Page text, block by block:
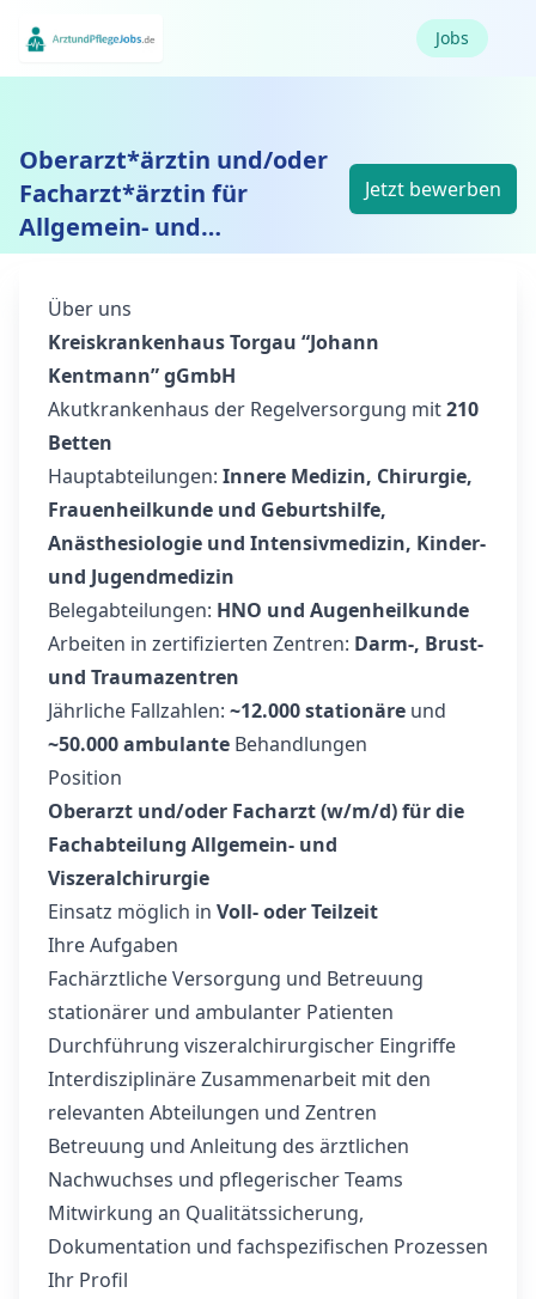
Jobs
Oberarzt*ärztin und/oder
Facharzt*ärztin für
Allgemein- und
Viszeralchirurgie (m/w/d)
Jetzt bewerben
Über uns
Kreiskrankenhaus Torgau “Johann
Kentmann” gGmbH
Akutkrankenhaus der Regelversorgung mit210
Betten
Hauptabteilungen: Innere Medizin, Chirurgie,
Frauenheilkunde und Geburtshilfe,
Anästhesiologie und Intensivmedizin, Kinder-
und Jugendmedizin
Belegabteilungen: HNO und Augenheilkunde
Arbeiten in zertifizierten Zentren: Darm-, Brust-
und Traumazentren
Jährliche Fallzahlen: ~12.000 stationäre und
~50.000 ambulante Behandlungen
Position
Oberarzt und/oder Facharzt (w/m/d) für die
Fachabteilung Allgemein- und
Viszeralchirurgie
Einsatz möglich in Voll- oder Teilzeit
Ihre Aufgaben
Fachärztliche Versorgung und Betreuung
stationärer und ambulanter Patienten
Durchführung viszeralchirurgischer Eingriffe
Interdisziplinäre Zusammenarbeit mit den
relevanten Abteilungen und Zentren
Betreuung und Anleitung des ärztlichen
Nachwuchses und pflegerischer Teams
Mitwirkung an Qualitätssicherung,
Dokumentation und fachspezifischen Prozessen
Ihr Profil